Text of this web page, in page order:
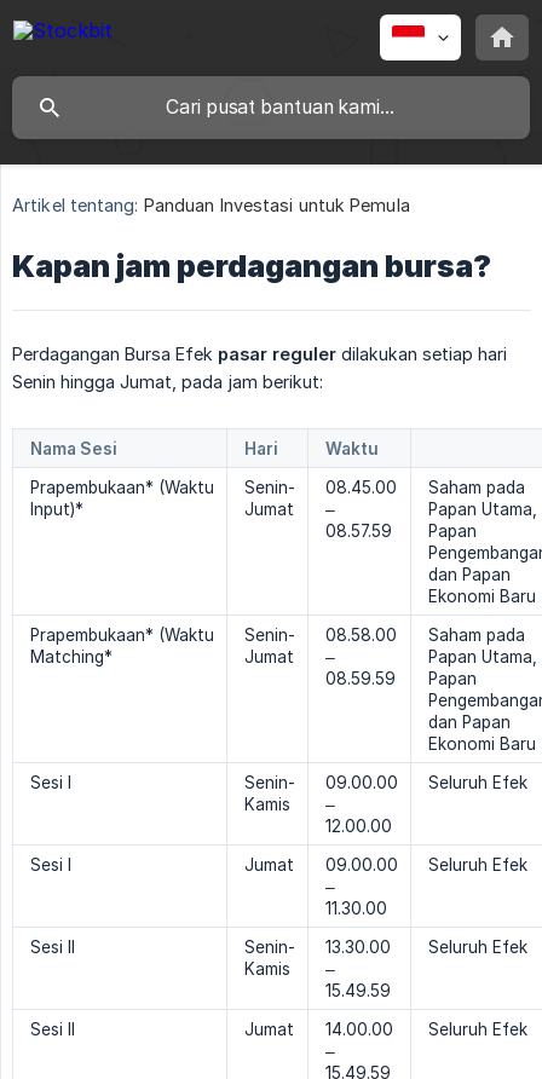
Artikel tentang: Panduan Investasi untuk Pemula
Kapan jam perdagangan bursa?
Perdagangan Bursa Efek pasar reguler dilakukan setiap hari
Senin hingga Jumat, pada jam berikut:
Nama Sesi Hari
Waktu
Prapembukaan* (Waktu
Input)*
Senin-
Jumat
08.45.00
–
08.57.59
Saham pada
Papan Utama,
Papan
dan Papan
Ekonomi Baru
Prapembukaan* (Waktu
Matching*
Senin-
Jumat
08.58.00
–
08.59.59
Saham pada
Papan Utama,
Papan
dan Papan
Ekonomi Baru
Sesi I
Senin-
Kamis
09.00.00
–
12.00.00
Seluruh Efek
Sesi I Jumat
09.00.00
–
11.30.00
Seluruh Efek
Sesi II
Senin-
Kamis
13.30.00
–
15.49.59
Seluruh Efek
Sesi II Jumat
14.00.00
–
15.49.59
Seluruh Efek